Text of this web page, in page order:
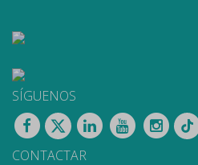
SÍGUENOS
CONTACTAR